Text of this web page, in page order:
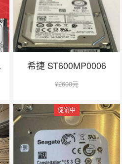
在线咨询
希捷 ST600MP0006
¥2600元
在线咨询
促销中